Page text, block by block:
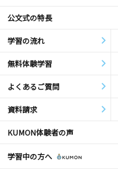
公文式の特長
学習の流れ
無料体験学習
よくあるご質問
資料請求
KUMON体験者の声
学習中の方へ